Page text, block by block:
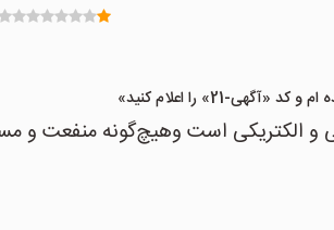
را اعلام کنید»
است وهیچ‌گونه منفعت و